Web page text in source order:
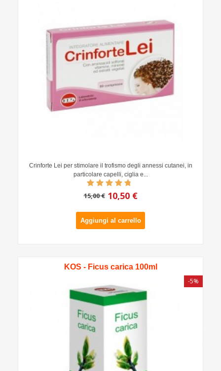
Crinforte Lei per stimolare il trofismo degli annessi cutanei, in
particolare capelli, ciglia e...
15,00 € 10,50 €
Aggiungi al carrello
KOS - Ficus carica 100ml
-5%